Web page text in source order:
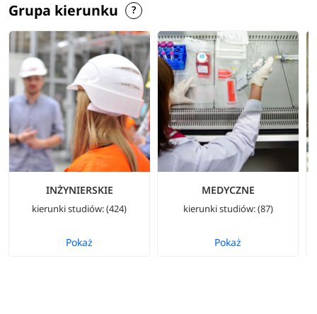
Grupa kierunku
INŻYNIERSKIE
kierunki studiów: (424)
Pokaż
MEDYCZNE
kierunki studiów: (87)
Pokaż